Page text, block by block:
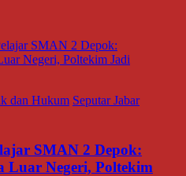
dan Hukum Seputar Jabar
SMAN 2 Depok:
Luar Negeri, Poltekim